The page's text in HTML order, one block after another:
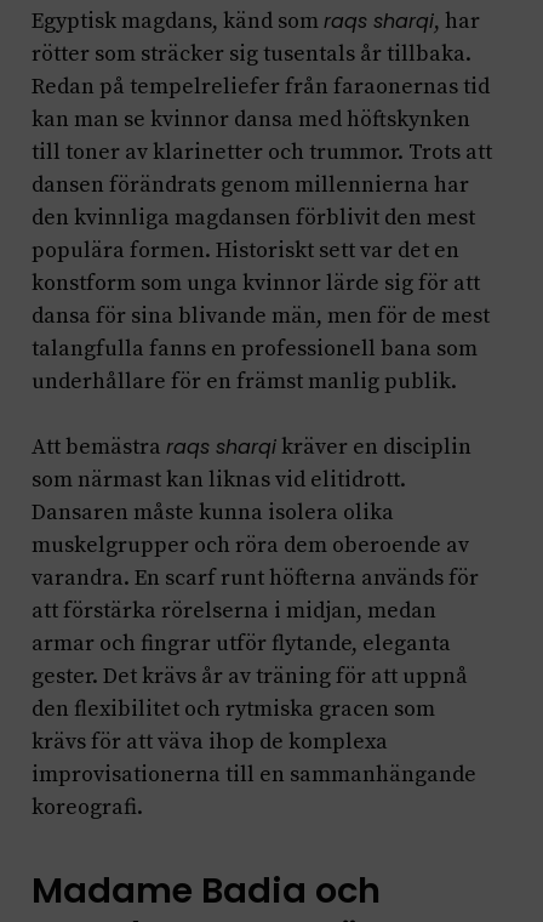
Egyptisk magdans, känd somraqs sharqi, har
rötter som sträcker sig tusentals år tillbaka.
Redan på tempelreliefer från faraonernas tid
kan man se kvinnor dansa med höftskynken
till toner av klarinetter och trummor. Trots att
dansen förändrats genom millennierna har
den kvinnliga magdansen förblivit den mest
populära formen. Historiskt sett var det en
konstform som unga kvinnor lärde sig för att
dansa för sina blivande män, men för de mest
talangfulla fanns en professionell bana som
underhållare för en främst manlig publik.
Att bemästra raqs sharqikräver en disciplin
som närmast kan liknas vid elitidrott.
Dansaren måste kunna isolera olika
muskelgrupper och röra dem oberoende av
varandra. En scarf runt höfterna används för
att förstärka rörelserna i midjan, medan
armar och fingrar utför flytande, eleganta
gester. Det krävs år av träning för att uppnå
den flexibilitet och rytmiska gracen som
krävs för att väva ihop de komplexa
improvisationerna till en sammanhängande
koreografi.
Madame Badia och